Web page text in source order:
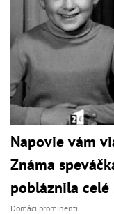
Napovie vám
Známa
pobláznila celé
Domáci prominenti